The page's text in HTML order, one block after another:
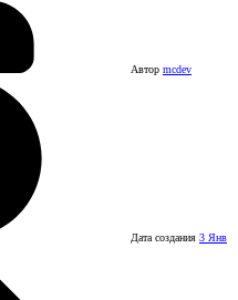
Автор mcdev
Дата создания 3 Янв